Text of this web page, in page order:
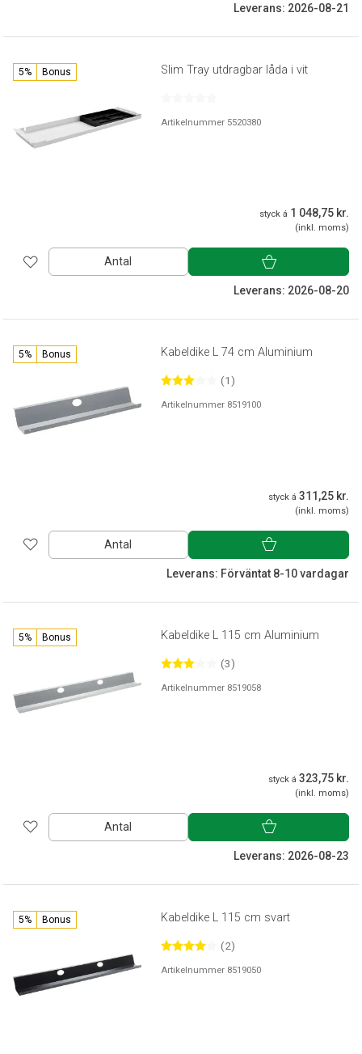
Leverans: 2026-08-21
5% Bonus Slim Tray utdragbar låda i vit
Artikelnummer 5520380
styck á 1 048,75 kr.
(inkl. moms)
Antal
Leverans: 2026-08-20
5% Bonus Kabeldike L 74 cm Aluminium
(1)
Artikelnummer 8519100
styck á 311,25 kr.
(inkl. moms)
Antal
Leverans: Förväntat 8-10 vardagar
5% Bonus Kabeldike L 115 cm Aluminium
(3)
Artikelnummer 8519058
styck á 323,75 kr.
(inkl. moms)
Antal
Leverans: 2026-08-23
5% Bonus Kabeldike L 115 cm svart
(2)
Artikelnummer 8519050